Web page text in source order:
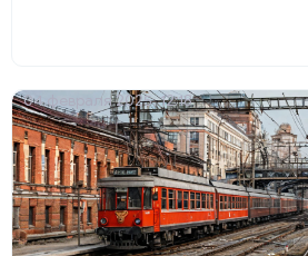
04 февраля 2025, 12:18